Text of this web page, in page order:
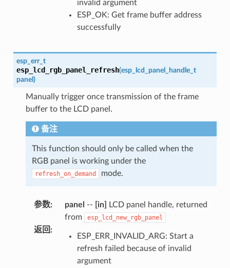
invalid argument
ESP_OK: Get frame buffer address
successfully
esp_err_t
esp_lcd_rgb_panel_refresh(esp_lcd_panel_handle_t
panel )
Manually trigger once transmission of the frame
buffer to the LCD panel.
备注
This function should only be called when the
RGB panel is working under the
refresh_on_demand mode.
参数: panel -- [in]
LCD panel handle, returned
from
esp_lcd_new_rgb_panel
返回 :
ESP_ERR_INVALID_ARG: Start a
refresh failed because of invalid
argument